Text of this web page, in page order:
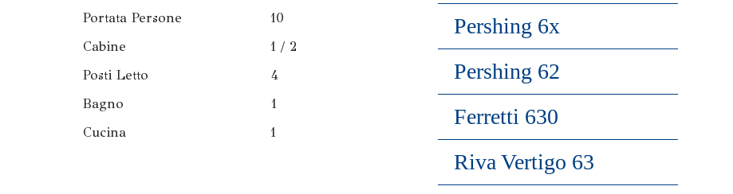
Portata Persone 10
Cabine 1 / 2
Posti Letto 4
Bagno 1
Cucina 1
Pershing 6x
Pershing 62
Ferretti 630
Riva Vertigo 63